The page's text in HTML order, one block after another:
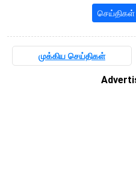
செய்திகள்
முக்கிய செய்திகள்